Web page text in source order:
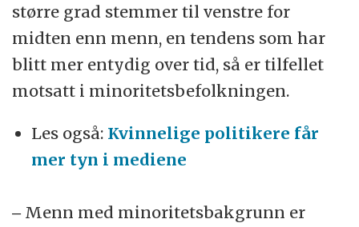
større grad stemmer til venstre for
midten enn menn, en tendens som har
blitt mer entydig over tid, så er tilfellet
motsatt i minoritetsbefolkningen.
Les også: Kvinnelige politikere får
mer tyn i mediene
‒ Menn med minoritetsbakgrunn er